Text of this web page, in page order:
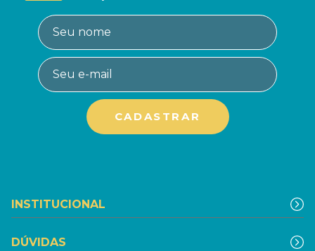
INSTITUCIONAL
DÚVIDAS